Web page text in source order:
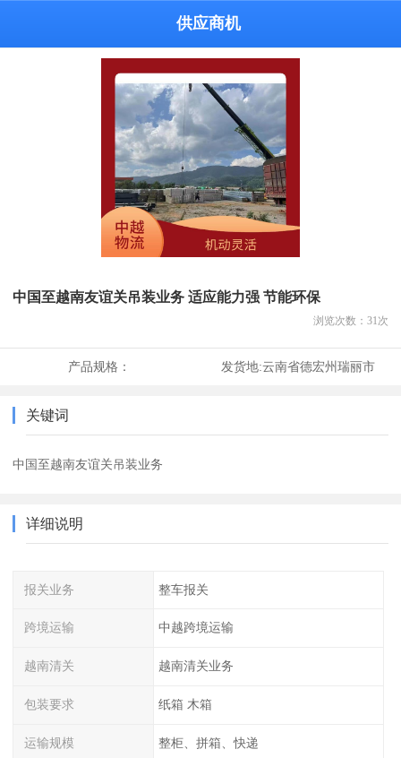
供应商机
中国至越南友谊关吊装业务 适应能力强 节能环保
浏览次数： 31 次
产品规格： 发货地:云南省德宏州瑞丽市
关键词
中国至越南友谊关吊装业务
详细说明
报关业务 整车报关
跨境运输 中越跨境运输
越南清关 越南清关业务
包装要求 纸箱 木箱
运输规模 整柜、拼箱、快递